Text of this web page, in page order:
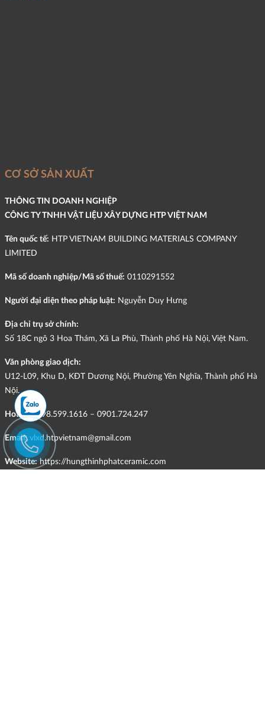
CƠ SỞ SẢN XUẤT
THÔNG TIN DOANH NGHIỆP
CÔNG TY TNHH VẬT LIỆU XÂY DỰNG HTP VIỆT NAM
Tên quốc tế: HTP VIETNAM BUILDING MATERIALS COMPANY
LIMITED
Mã số doanh nghiệp/Mã số thuế: 0110291552
Người đại diện theo pháp luật: Nguyễn Duy Hưng
Địa chỉ trụ sở chính:
Số 18C ngõ 3 Hoa Thám, Xã La Phù, Thành phố Hà Nội, Việt Nam.
Văn phòng giao dịch:
U12-L09, Khu D, KĐT Dương Nội, Phường Yên Nghĩa, Thành phố Hà
Nội.
Hotline:098.599.1616 – 0901.724.247
Email: vlxd.htpvietnam@gmail.com
Website: https://hungthinhphatceramic.com